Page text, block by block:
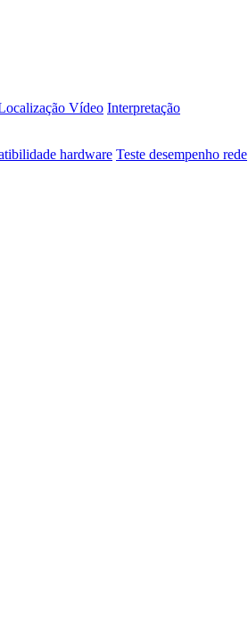
Vídeo Interpretação
hardware Teste desempenho rede